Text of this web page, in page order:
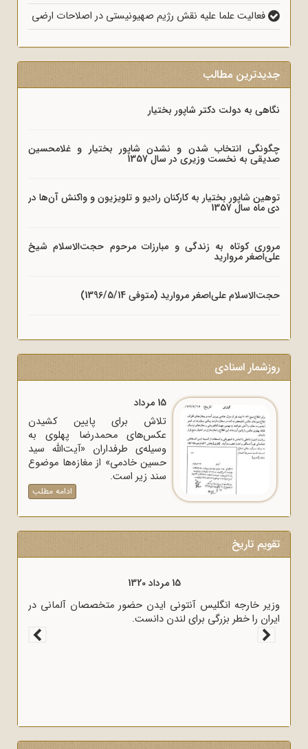
فعالیت علما علیه نقش رژیم صهیونیستی در اصلاحات ارضی
جدیدترین مطالب
نگاهی به دولت دکتر شاپور بختیار
چگونگی انتخاب شدن و نشدن شاپور بختیار و غلامحسین
صدیقی به نخست وزیری در سال 1357
توهین شاپور بختیار به کارکنان رادیو و تلویزیون و واکنش آن‌ها در
دی ماه سال 1357
مروری کوتاه به زندگی و مبارزات مرحوم حجت‌الاسلام شیخ
علی‌اصغر مروارید
حجت‌الاسلام علی‌اصغر مروارید (متوفی 1396/5/14)
روزشمار اسنادی
15 مرداد
تلاش برای پایین کشیدن
عکس‌های محمدرضا پهلوی به
وسیله‌ی طرفداران «آیت‌الله سید
حسین خادمی» از مغازه‌ها موضوع
سند زیر است.
ادامه مطلب
تقویم تاریخ
15 مرداد 1320
وزیر خارجه انگلیس آنتونی ایدن حضور متخصصان آلمانی در
ایران را خطر بزرگی برای لندن دانست.